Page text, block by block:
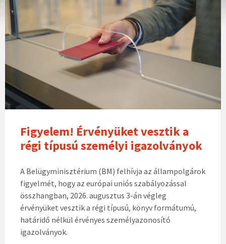
Figyelem! Érvényüket vesztik a
régi típusú személyi igazolványok
A Belügyminisztérium (BM) felhívja az állampolgárok
figyelmét, hogy az európai uniós szabályozással
összhangban, 2026. augusztus 3-án végleg
érvényüket vesztik a régi típusú, könyv formátumú,
határidő nélkül érvényes személyazonosító
igazolványok.